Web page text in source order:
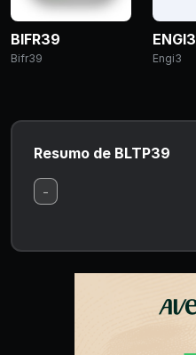
BIFR39
Bifr39
ENGI3
Engi3
Resumo de BLTP39
-